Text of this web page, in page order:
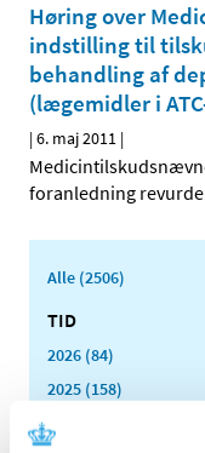
Høring over
indstilling til
behandling af
(lægemidler i
|6. maj 2011 |
foranledning
Alle (2506)
TID
2026 (84)
2025 (158)